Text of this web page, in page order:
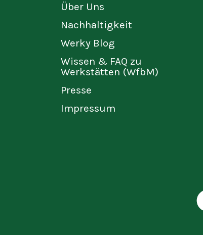
Über Uns
Nachhaltigkeit
Werky Blog
Wissen & FAQ zu
Werkstätten (WfbM)
Presse
Impressum